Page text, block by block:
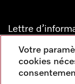
Lettre
Votre
cookies